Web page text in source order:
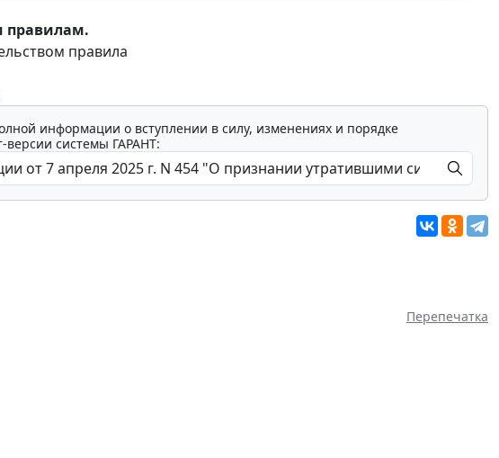
правилам.
правила
информации о вступлении в силу, изменениях и порядке
версии системы ГАРАНТ:
Перепечатка